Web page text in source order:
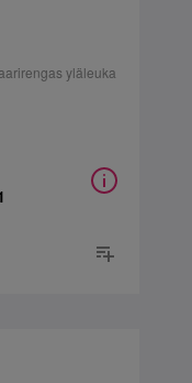
yläleuka